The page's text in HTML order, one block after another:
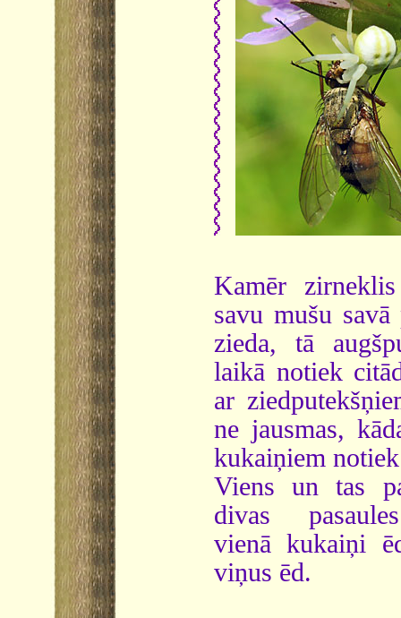
Kamēr
savu mušu
zieda, tā
laikā notiek
ar
ne jausmas,
kukaiņiem
Viens un tas
divas
vienā kukaiņi
viņus ēd.